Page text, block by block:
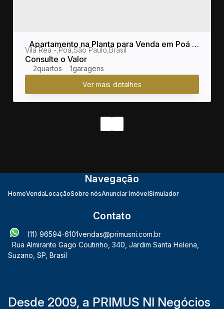
Apartamento na Planta para Venda em Poá /
SP no bairro Vila Rea
Consulte o Valor
Vila Rea ,Poá,São Paulo,Brasil
2 1
Navegação
HomeVendaLocaçãoSobre nósAnunciar ImóvelSimulador
Contato
(11) 96594-6101vendas@primusni.com.br
Rua Almirante Gago Coutinho 340 Jardim Santa Helena
Suzano SP Brasil
Desde 2009, a PRIMUS NI Negócios